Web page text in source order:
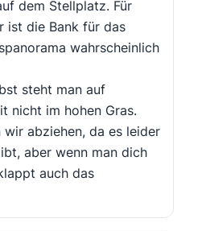
dem Stellplatz. Für
ist die Bank für das
wahrscheinlich
steht man auf
nicht im hohen Gras.
wir abziehen, da es leider
aber wenn man dich
auch das